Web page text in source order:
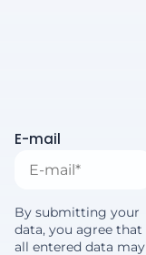
E-mail
By submitting your
data, you agree that
all entered data may